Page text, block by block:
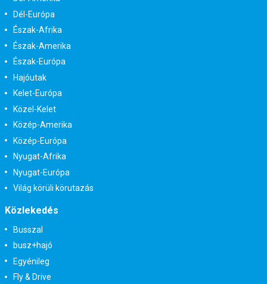
Dél-Európa
Észak-Afrika
Észak-Amerika
Észak-Európa
Hajóutak
Kelet-Európa
Közel-Kelet
Közép-Amerika
Közép-Európa
Nyugat-Afrika
Nyugat-Európa
Világ körüli körutazás
Közlekedés
Busszal
busz+hajó
Egyénileg
Fly & Drive